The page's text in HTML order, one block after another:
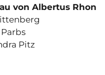
von Albertus Rhon
Pitz